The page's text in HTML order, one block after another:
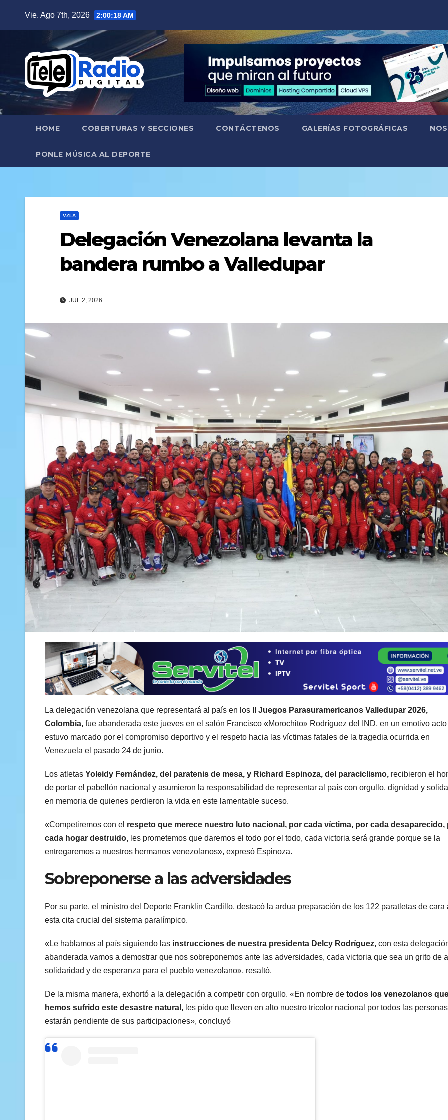
Vie. Ago 7th, 2026 2:00:19 AM
HOME COBERTURAS Y SECCIONES CONTÁCTENOS GALERÍAS FOTOGRÁFICAS
PONLE MÚSICA AL DEPORTE
VZLA
Delegación Venezolana levanta la
bandera rumbo a Valledupar
JUL 2, 2026
La delegación venezolana que representará al país en los
II Juegos Parasuramericanos Valledupar 2026,
Colombia, fue abanderada este jueves en el salón Francisco «Morochito» Rodríguez del IND, en un emotivo
estuvo marcado por el compromiso deportivo y el respeto hacia las víctimas fatales de la tragedia ocurrida en
Venezuela el pasado 24 de junio.
Los atletas Yoleidy Fernández, del paratenis de mesa, y Richard Espinoza, del paraciclismo, recibieron el
de portar el pabellón nacional y asumieron la responsabilidad de representar al país con orgullo, dignidad y
en memoria de quienes perdieron la vida en este lamentable suceso.
«Competiremos con el respeto que merece nuestro luto nacional, por cada víctima, por cada desaparecido,
cada hogar destruido, les prometemos que daremos el todo por el todo, cada victoria será grande porque se la
entregaremos a nuestros hermanos venezolanos», expresó Espinoza.
Sobreponerse a las adversidades
Por su parte, el ministro del Deporte Franklin Cardillo, destacó la ardua preparación de los 122 paratletas de cara
esta cita crucial del sistema paralímpico.
«Le hablamos al país siguiendo las instrucciones de nuestra presidenta Delcy Rodríguez, con esta
abanderada vamos a demostrar que nos sobreponemos ante las adversidades, cada victoria que sea un grito de
solidaridad y de esperanza para el pueblo venezolano», resaltó.
De la misma manera, exhortó a la delegación a competir con orgullo. «En nombre de todos los venezolanos
hemos sufrido este desastre natural, les pido que lleven en alto nuestro tricolor nacional por todos las
estarán pendiente de sus participaciones», concluyó